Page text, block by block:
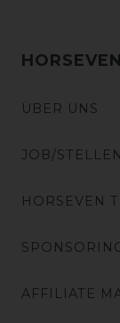
HORSEVEN
ÜBER UNS
JOB/
HORSEVEN
AFFILIATE